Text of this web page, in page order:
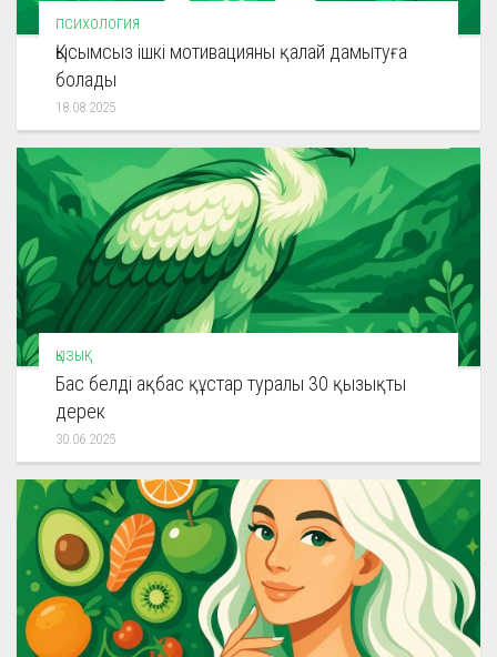
ПСИХОЛОГИЯ
Қысымсыз ішкі мотивацияны қалай дамытуға
болады
18.08.2025
ҚЫЗЫҚ
Бас белді ақбас құстар туралы 30 қызықты
дерек
30.06.2025